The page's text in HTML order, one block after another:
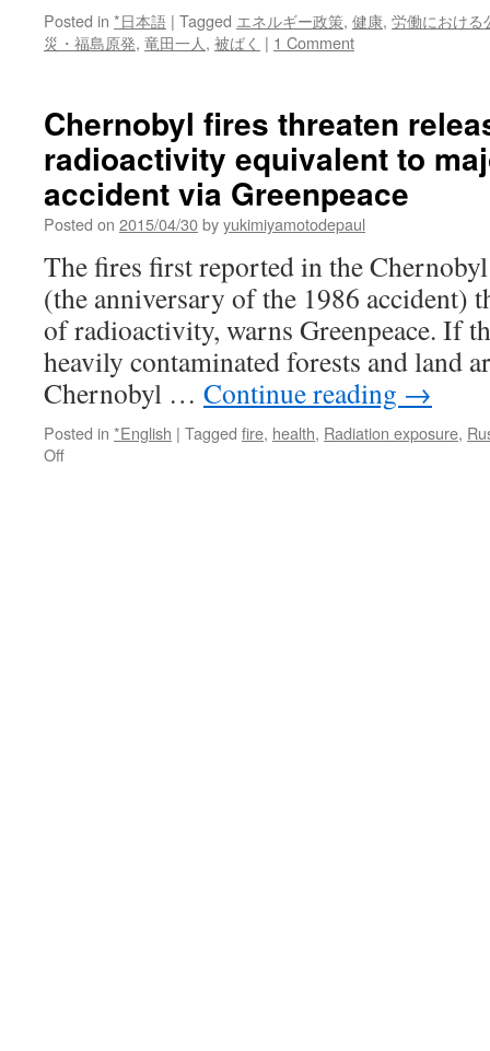
Posted in *日本語 | Tagged エネルギー政策, 健康, 労働における
災・福島原発, 竜田一人, 被ばく | 1 Comment
Chernobyl fires threaten
radioactivity equivalent to
accident via Greenpeace
Posted on 2015/04/30byyukimiyamotodepaul
The fires first reported in the
(the anniversary of the 1986 accident)
of radioactivity, warns Greenpeace. If
heavily contaminated forests and land
Chernobyl … Continue reading →
Posted in *English | Tagged fire, health, Radiation exposure,
Offon